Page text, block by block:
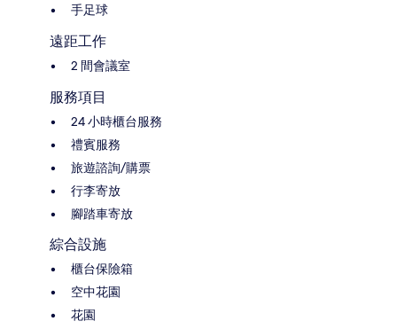
手足球
遠距工作
2 間會議室
服務項目
24 小時櫃台服務
禮賓服務
旅遊諮詢/購票
行李寄放
腳踏車寄放
綜合設施
櫃台保險箱
空中花園
花園